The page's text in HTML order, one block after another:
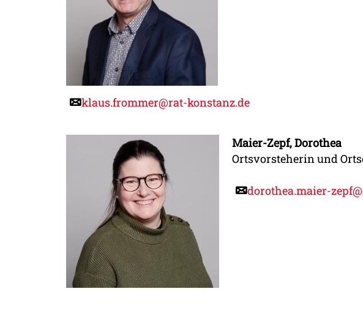
klaus.frommer@rat-konstanz.de
Maier-Zepf, Dorothea
Ortsvorsteherin und
dorothea.maier-